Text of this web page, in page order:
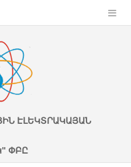
ԷԼԵԿՏՐԱԿԱՅԱՆ
ՓԲԸ